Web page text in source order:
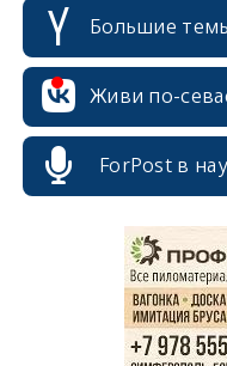
Большие
Живи по-
ForPost в